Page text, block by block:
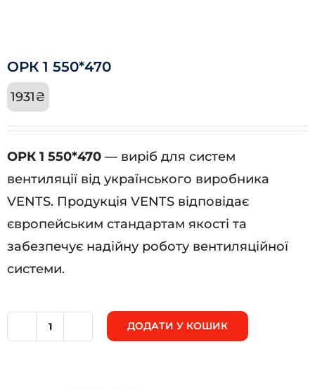
ОРК 1 550*470
1931₴
ОРК 1 550*470 — виріб для систем
вентиляції від українського виробника
VENTS. Продукція VENTS відповідає
європейським стандартам якості та
забезпечує надійну роботу вентиляційної
системи.
ДОДАТИ У КОШИК